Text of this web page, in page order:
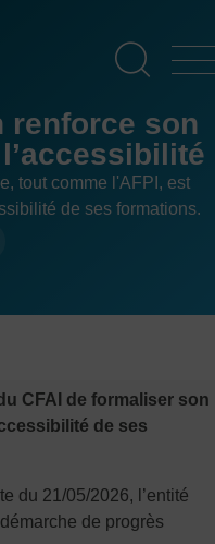
renforce son
tout comme l'AFPI, est
de ses formations.
CFAI de formaliser son
de ses
du 21/05/2026, l’entité
de progrès